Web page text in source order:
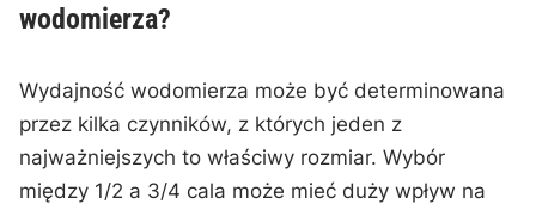
wodomierza?
Wydajność wodomierza może być ⁤determinowana
przez kilka czynników, z których jeden z
najważniejszych to właściwy rozmiar. Wybór
między⁢ 1/2 a 3/4 cala może mieć duży wpływ na